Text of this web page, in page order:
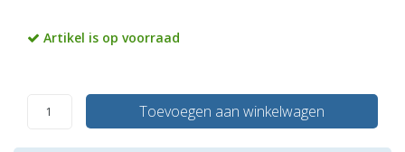
Artikel is op voorraad
Toevoegen aan winkelwagen